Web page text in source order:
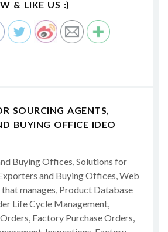
& LIKE US :)
SOURCING AGENTS,
BUYING OFFICE IDEO
Buying Offices, Solutions for
and Buying Offices, Web
manages, Product Database
Life Cycle Management,
Factory Purchase Orders,